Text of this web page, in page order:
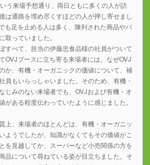
う来場予想通り、両日ともに多くの人が訪
は通路を埋め尽くすほどの人が押し寄せまし
も足を止める人は多く、陳列された商品やパ
取っていました。
すべて、担当の伊藤忠食品様の社員がついて
OVJブースに立ち寄る来場者には、なぜOVJ
か、有機・オーガニックの価値について、補
員もいらっしゃいました。そのため、有機・
じみのない来場者でも、OVJおよび有機・オ
がある程度伝わっていたように感じました。
上、来場者のほとんどは、有機・オーガニッ
ようでしたが、知識がなくてもその価値がこ
を見越してか、スーパーなど小売関係の方を
品について尋ねている姿が目立ちました。そ